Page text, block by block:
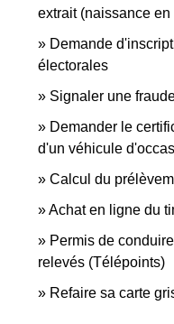
extrait (naissance
Demande
électorales
Signaler une
Demander le
d'un véhicule
Calcul du
Achat en ligne du
Permis de
relevés (Télépoints)
Refaire sa carte